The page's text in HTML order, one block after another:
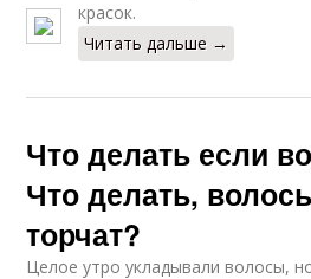
красок.
Читать дальше →
Что делать если
Что делать,
торчат?
Целое утро укладывали волосы,